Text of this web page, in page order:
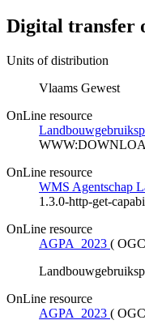
Digital transfer
Units of distribution
Vlaams Gewest
OnLine resource
OnLine resource
WMS Agentschap
1.3.0-http-get-
OnLine resource
AGPA_2023 (
OnLine resource
AGPA_2023 (